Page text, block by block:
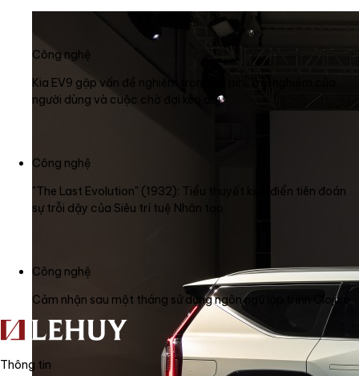
Công nghệ
Kia EV9 gặp vấn đề nghiêm trọng về pin: Trải nghiệm của
người dùng và cuộc chờ đợi kéo dài
Công nghệ
"The Last Evolution" (1932): Tiểu thuyết kinh điển tiên đoán
sự trỗi dậy của Siêu trí tuệ Nhân tạo
Công nghệ
Cảm nhận sau một tháng sử dụng ngôn ngữ lập trình Clojure
Thông tin